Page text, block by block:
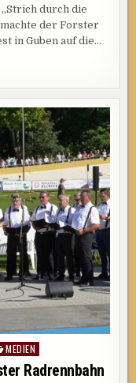
BLUT
AN
DER
FORSTER
durch die
machte der Forster
in Guben auf die…
MEDIEN
Radrennbahn